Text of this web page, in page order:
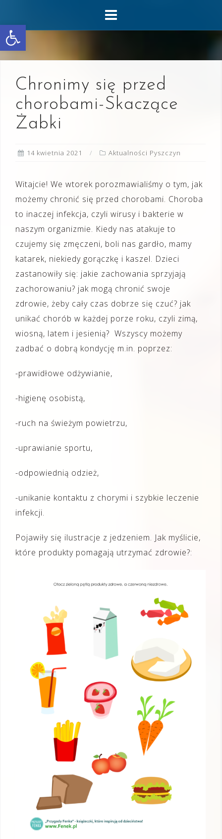
Otwórz pasek narzędzi
content
Chronimy się przed
chorobami-Skaczące
Żabki
14 kwietnia 2021 Aktualności Pyszczyn
Witajcie! We wtorek porozmawialiśmy o tym, jak
możemy chronić się przed chorobami. Choroba
to inaczej infekcja, czyli wirusy i bakterie w
naszym organizmie. Kiedy nas atakuje to
czujemy się zmęczeni, boli nas gardło, mamy
katarek, niekiedy gorączkę i kaszel. Dzieci
zastanowiły się: jakie zachowania sprzyjają
zachorowaniu? jak mogą chronić swoje
zdrowie, żeby cały czas dobrze się czuć? jak
unikać chorób w każdej porze roku, czyli zimą,
wiosną, latem i jesienią? Wszyscy możemy
zadbać o dobrą kondycję m.in. poprzez:
-prawidłowe odżywianie,
-higienę osobistą,
-ruch na świeżym powietrzu,
-uprawianie sportu,
-odpowiednią odzież,
-unikanie kontaktu z chorymi i szybkie leczenie
infekcji.
Pojawiły się ilustracje z jedzeniem. Jak myślicie,
które produkty pomagają utrzymać zdrowie?: